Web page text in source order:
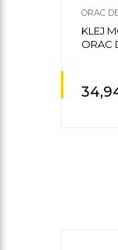
ORAC
KLEJ
ORAC